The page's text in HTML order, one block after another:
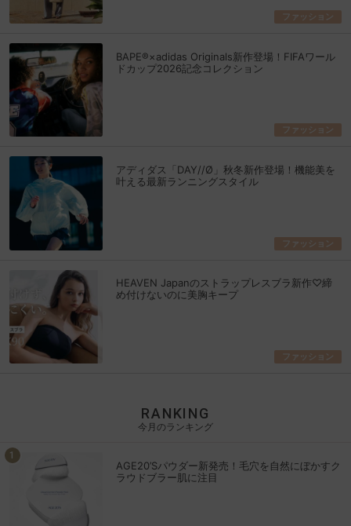
ファッション
BAPE®×adidas Originals新作登場！FIFAワール
ドカップ2026記念コレクション
ファッション
アディダス「DAY//Ø」秋冬新作登場！機能美を
叶える最新ランニングスタイル
ファッション
HEAVEN Japanのストラップレスブラ新作♡締
め付けないのに美胸キープ
ファッション
RANKING
今月のランキング
AGE20’Sパウダー新発売！毛穴を自然にぼかすク
ラウドブラー肌に注目